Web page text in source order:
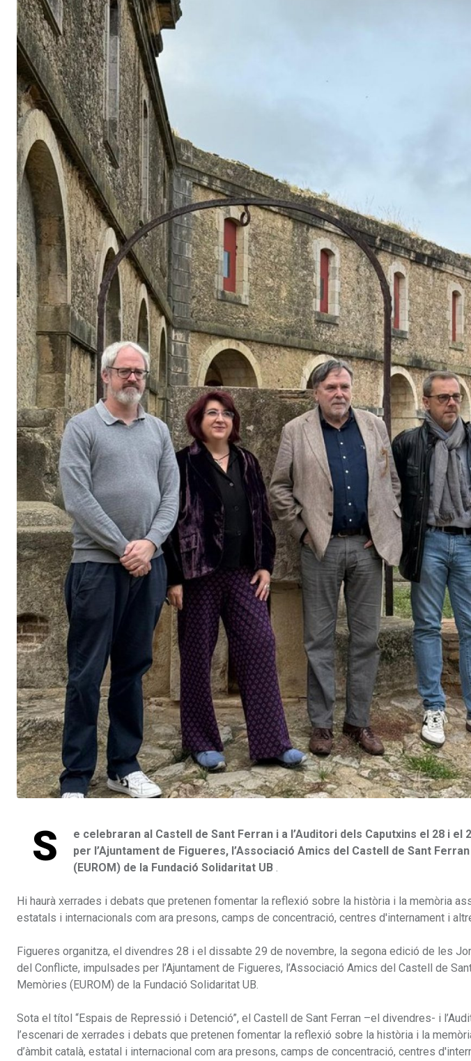
S
e celebraran al Castell de Sant Ferran i a l’Auditori dels Caputxins el 28 i el
per l’Ajuntament de Figueres, l’Associació Amics del Castell de Sant
(EUROM) de la Fundació Solidaritat UB .
Hi haurà xerrades i debats que pretenen fomentar la reflexió sobre la història i la memòria
estatals i internacionals com ara presons, camps de concentració, centres d'internament i
Figueres organitza, el divendres 28 i el dissabte 29 de novembre, la segona edició de les
del Conflicte, impulsades per l’Ajuntament de Figueres, l’Associació Amics del Castell de
Memòries (EUROM) de la Fundació Solidaritat UB.
Sota el títol “Espais de Repressió i Detenció”, el Castell de Sant Ferran –el divendres- i
l’escenari de xerrades i debats que pretenen fomentar la reflexió sobre la història i la
d’àmbit català, estatal i internacional com ara presons, camps de concentració, centres